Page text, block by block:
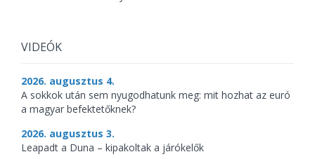
VIDEÓK
2026. augusztus 4.
A sokkok után sem nyugodhatunk meg: mit hozhat az euró
a magyar befektetőknek?
2026. augusztus 3.
Leapadt a Duna – kipakoltak a járókelők